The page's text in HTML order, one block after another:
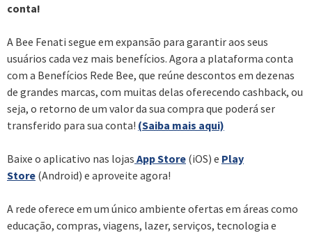
conta!
A Bee Fenati segue em expansão para garantir aos seus
usuários cada vez mais benefícios. Agora a plataforma conta
com a Benefícios Rede Bee, que reúne descontos em dezenas
de grandes marcas, com muitas delas oferecendo cashback, ou
seja, o retorno de um valor da sua compra que poderá ser
transferido para sua conta! (Saiba mais aqui)
Baixe o aplicativo nas lojas App Store (iOS) e Play
Store (Android) e aproveite agora!
A rede oferece em um único ambiente ofertas em áreas como
educação, compras, viagens, lazer, serviços, tecnologia e